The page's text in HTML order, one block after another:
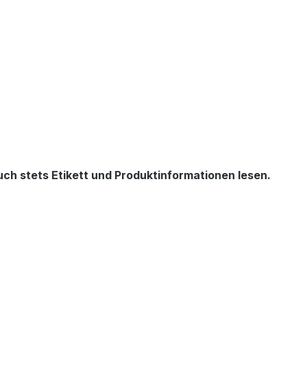
stets Etikett und Produktinformationen lesen.